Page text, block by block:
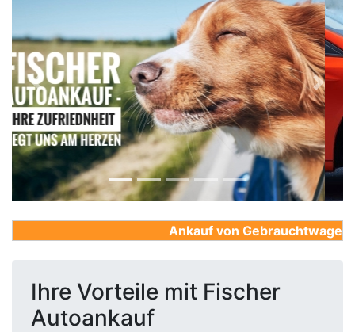
Previous Next
Ankauf von Gebrauchtwagen,
Ihre Vorteile mit Fischer
Autoankauf